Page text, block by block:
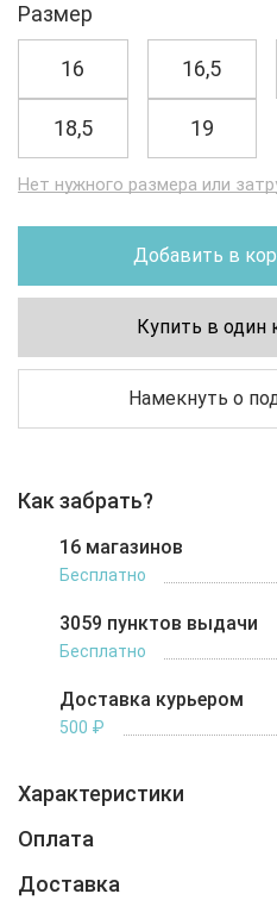
Размер
16 16,5
18,5 19
Нет нужного размера или
Добавить в
Купить в один
Намекнуть о
Как забрать?
16 магазинов
Бесплатно
3059 пунктов выдачи
Бесплатно
Доставка курьером
500 ₽
Характеристики
Оплата
Доставка